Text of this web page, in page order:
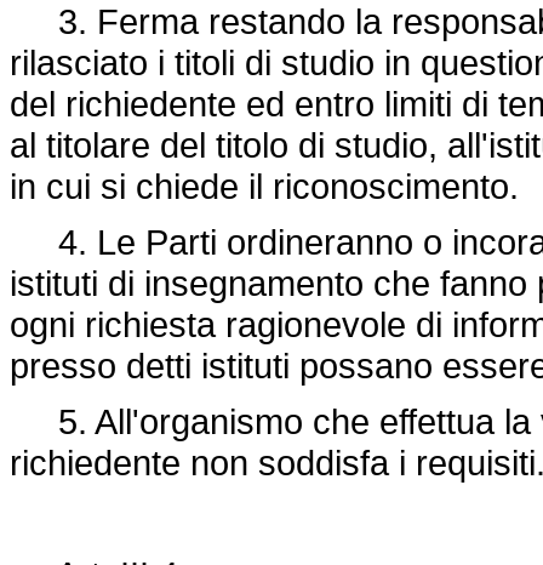
3. Ferma restando la
rilasciato i titoli di studio in
del richiedente ed entro limiti di
al titolare del titolo di studio,
in cui si chiede il riconoscimento.
4. Le Parti ordineranno o
istituti di insegnamento che
ogni richiesta ragionevole di
presso detti istituti possano
5. All'organismo che effettua la
richiedente non soddisfa i